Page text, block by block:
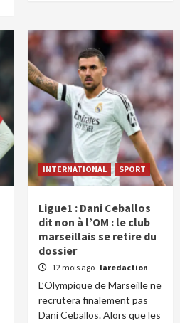
INTERNATIONAL SPORT
Ligue1 : Dani Ceballos
dit non à l’OM : le club
marseillais se retire du
dossier
12 mois ago laredaction
L’Olympique de Marseille ne
recrutera finalement pas
Dani Ceballos. Alors que les